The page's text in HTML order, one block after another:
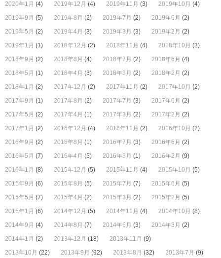
2020年1月 (4) 2019年12月 (4) 2019年11月 (3) 2019年10月 (4)
2019年9月 (5) 2019年8月 (2) 2019年7月 (2) 2019年6月 (2)
2019年5月 (2) 2019年4月 (3) 2019年3月 (3) 2019年2月 (2)
2019年1月 (1) 2018年12月 (2) 2018年11月 (4) 2018年10月 (3)
2018年9月 (2) 2018年8月 (4) 2018年7月 (2) 2018年6月 (4)
2018年5月 (1) 2018年4月 (3) 2018年3月 (2) 2018年2月 (2)
2018年1月 (2) 2017年12月 (2) 2017年11月 (2) 2017年10月 (2)
2017年9月 (1) 2017年8月 (2) 2017年7月 (3) 2017年6月 (2)
2017年5月 (2) 2017年4月 (1) 2017年3月 (2) 2017年2月 (2)
2017年1月 (2) 2016年12月 (4) 2016年11月 (2) 2016年10月 (2)
2016年9月 (2) 2016年8月 (1) 2016年7月 (3) 2016年6月 (2)
2016年5月 (7) 2016年4月 (5) 2016年3月 (1) 2016年2月 (9)
2016年1月 (8) 2015年12月 (5) 2015年11月 (4) 2015年10月 (5)
2015年9月 (6) 2015年8月 (5) 2015年7月 (7) 2015年6月 (5)
2015年5月 (7) 2015年4月 (2) 2015年3月 (2) 2015年2月 (5)
2015年1月 (6) 2014年12月 (5) 2014年11月 (4) 2014年10月 (8)
2014年9月 (4) 2014年8月 (7) 2014年6月 (3) 2014年3月 (2)
2014年1月 (2) 2013年12月 (18) 2013年11月 (9)
2013年10月 (22) 2013年9月 (92) 2013年8月 (32) 2013年7月 (9)